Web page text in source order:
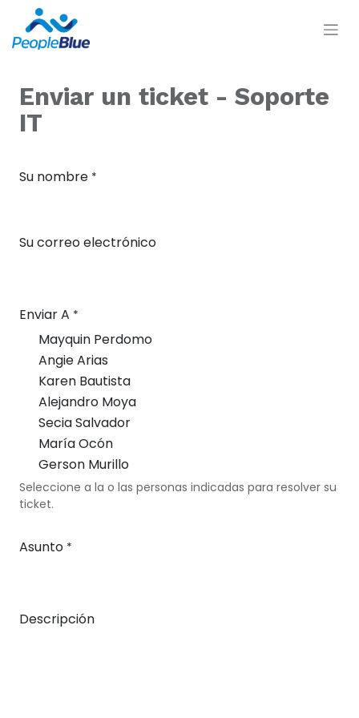
Enviar un ticket - Soporte
IT
Su nombre *
Su correo electrónico
Enviar A *
Mayquin Perdomo
Angie Arias
Karen Bautista
Alejandro Moya
Secia Salvador
María Ocón
Gerson Murillo
Seleccione a la o las personas indicadas para resolver su
ticket.
Asunto *
Descripción